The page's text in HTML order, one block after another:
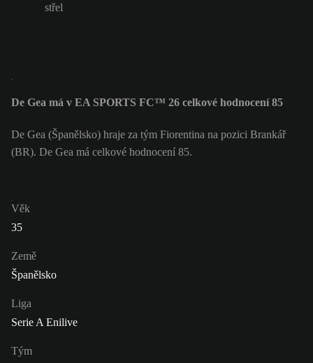
střel
De Gea má v EA SPORTS FC™ 26 celkové hodnocení 85
De Gea (Španělsko) hraje za tým Fiorentina na pozici Brankář
(BR). De Gea má celkové hodnocení 85.
Věk
35
Země
Španělsko
Liga
Serie A Enilive
Tým